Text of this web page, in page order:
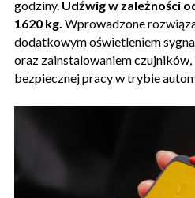
godziny. Udźwig w zależności
1620 kg. Wprowadzone
dodatkowym oświetleniem
oraz zainstalowaniem
bezpiecznej pracy w trybie